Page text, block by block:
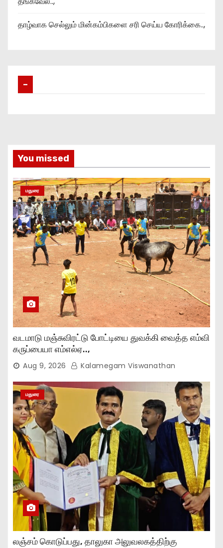
தாழ்வாக செல்லும் மின்கம்பிகளை சரி செய்ய கோரிக்கை..,
–
You missed
மதுரை
வடமாடு மஞ்சுவிரட்டு போட்டியை துவக்கி வைத்த எம்வி
கருப்பையா எம்எல்ஏ..,
Aug 9, 2026 Kalamegam Viswanathan
மதுரை
லஞ்சம் கொடுப்பது, தாலுகா அலுவலகத்திற்கு